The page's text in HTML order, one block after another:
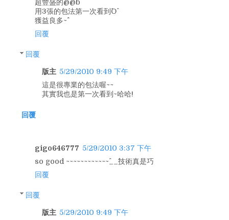
超豐盛的@@b
用3張的包法第一次看到^O^
獲益良多~^^
回覆
回覆
版主 5/29/2010 9:49 下午
這是很專業的包法喔~~
其實我也是第一次看到~哈哈!
回覆
gigo646777 5/29/2010 3:37 下午
so good ~~~~~~~~~~~~^__^技術真是巧
回覆
回覆
版主 5/29/2010 9:49 下午